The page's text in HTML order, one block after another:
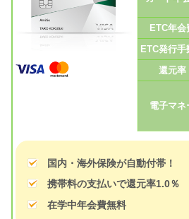
ETC年会
ETC発行手
還元率
電子マネ
国内・海外保険が自動付帯！
携帯料の支払いで還元率1.0％
在学中年会費無料